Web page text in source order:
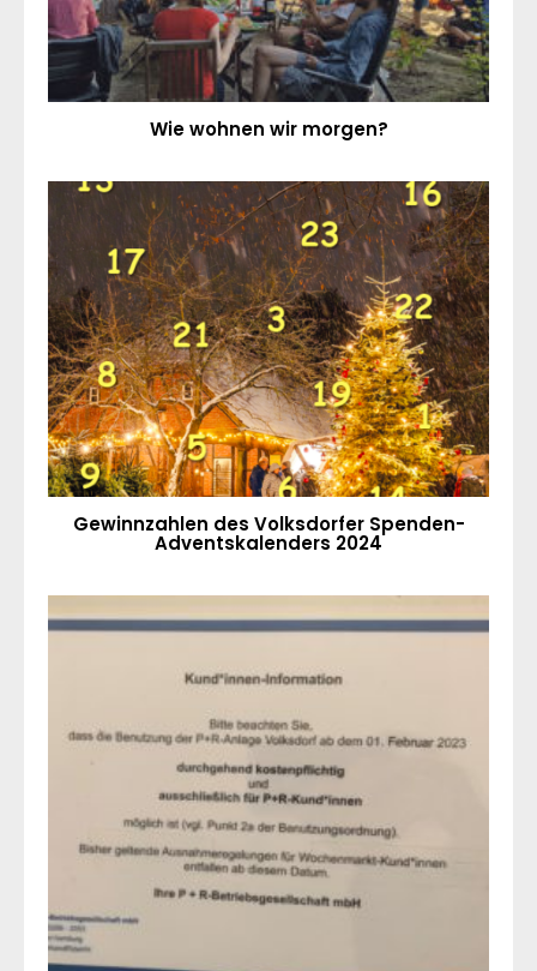
Wie wohnen wir morgen?
Gewinnzahlen des Volksdorfer Spenden-
Adventskalenders 2024